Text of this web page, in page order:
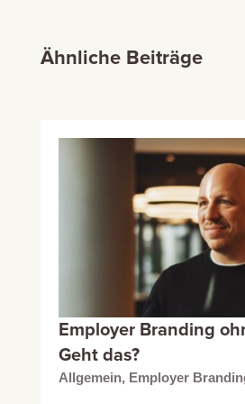
Ähnliche Beiträge
Employer Branding
Geht das?
Allgemein, Employer